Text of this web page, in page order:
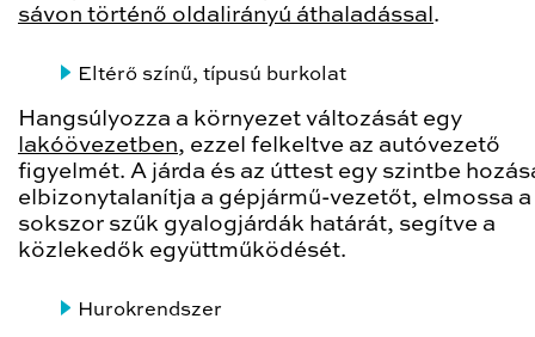
sávon történő oldalirányú áthaladással .
Eltérő színű, típusú burkolat
Hangsúlyozza a környezet változását egy
lakóövezetben, ezzel felkeltve az autóvezető
figyelmét. A járda és az úttest egy szintbe
elbizonytalanítja a gépjármű-vezetőt, elmossa a
sokszor szűk gyalogjárdák határát, segítve a
közlekedők együttműködését.
Hurokrendszer